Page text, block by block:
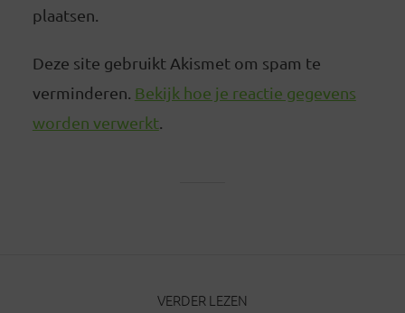
plaatsen.
Deze site gebruikt Akismet om spam te
verminderen. Bekijk hoe je reactie gegevens
worden verwerkt.
VERDER LEZEN